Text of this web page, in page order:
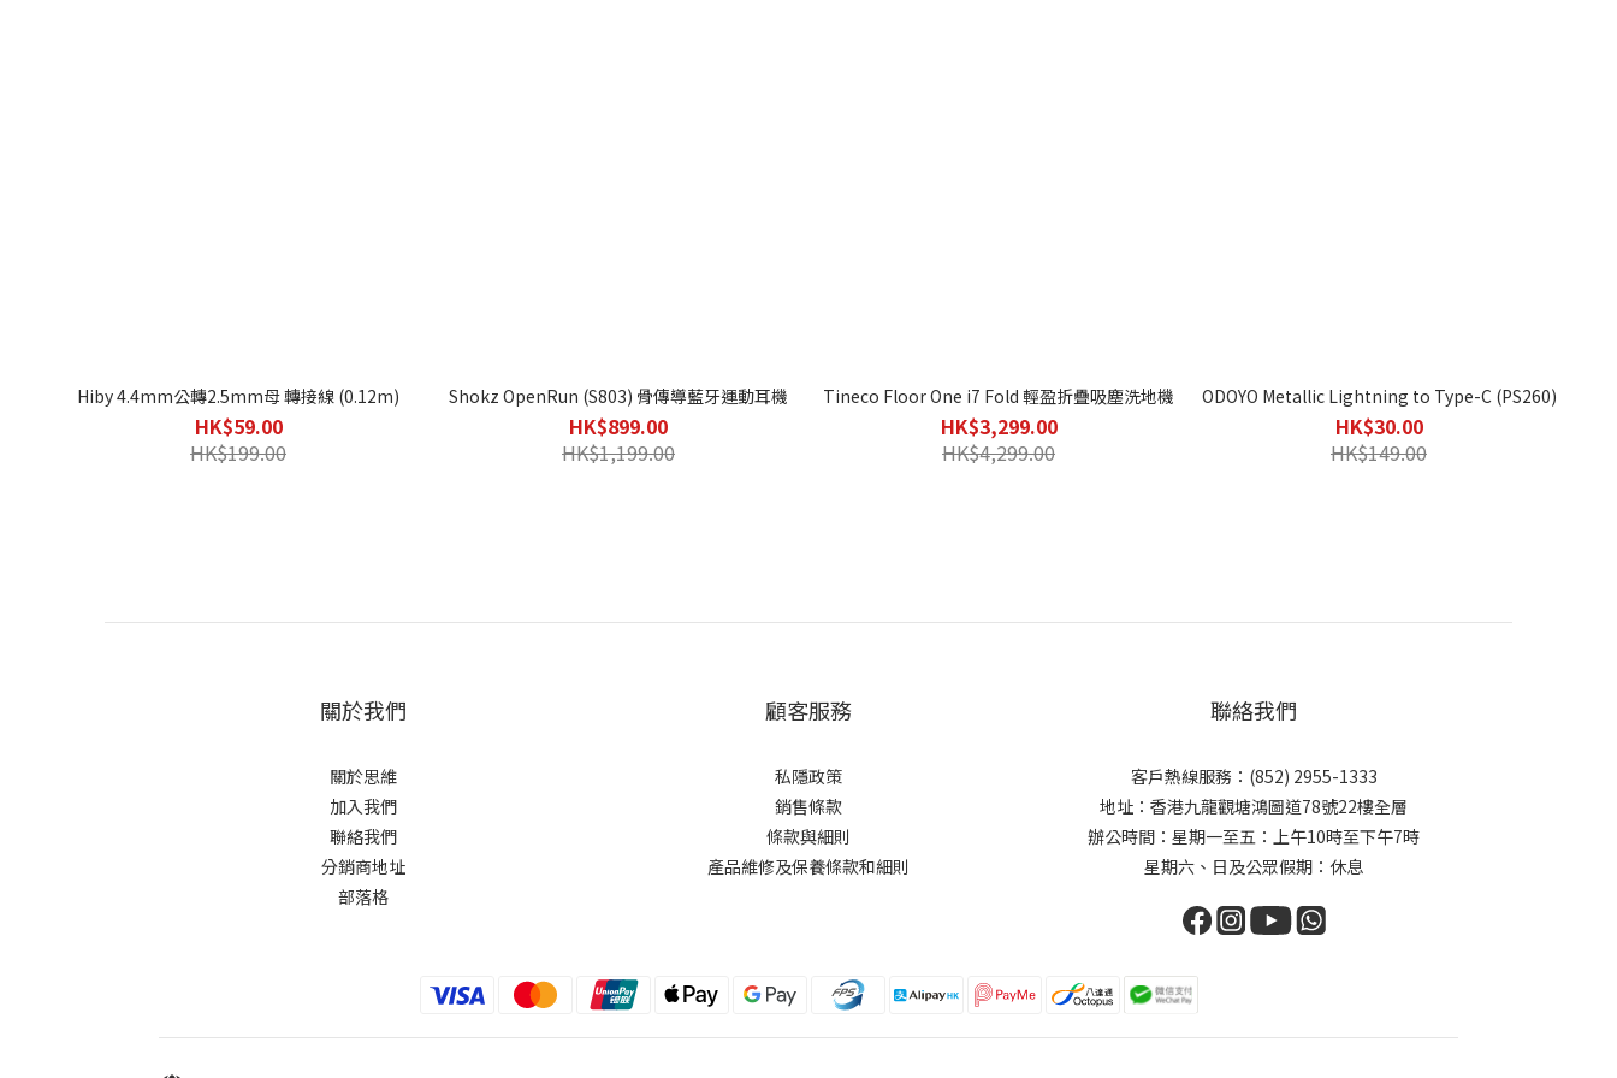
Hiby 4.4mm公轉2.5mm母 轉接線 (0.12m)
HK$59.00
HK$199.00
Shokz OpenRun (S803) 骨傳導藍牙運動耳機
HK$899.00
HK$1,199.00
Tineco Floor One i7 Fold 輕盈折疊吸塵洗地機
HK$3,299.00
HK$4,299.00
ODOYO Metallic Lightning to Type-C (PS260)
HK$30.00
HK$149.00
關於我們
關於思維
加入我們
聯絡我們
分銷商地址
部落格
顧客服務
私隱政策
銷售條款
條款與細則
產品維修及保養條款和細則
聯絡我們
客戶熱線服務：(852) 2955-1333
地址：香港九龍觀塘鴻圖道78號22樓全層
辦公時間：星期一至五：上午10時至下午7時
星期六、日及公眾假期：休息